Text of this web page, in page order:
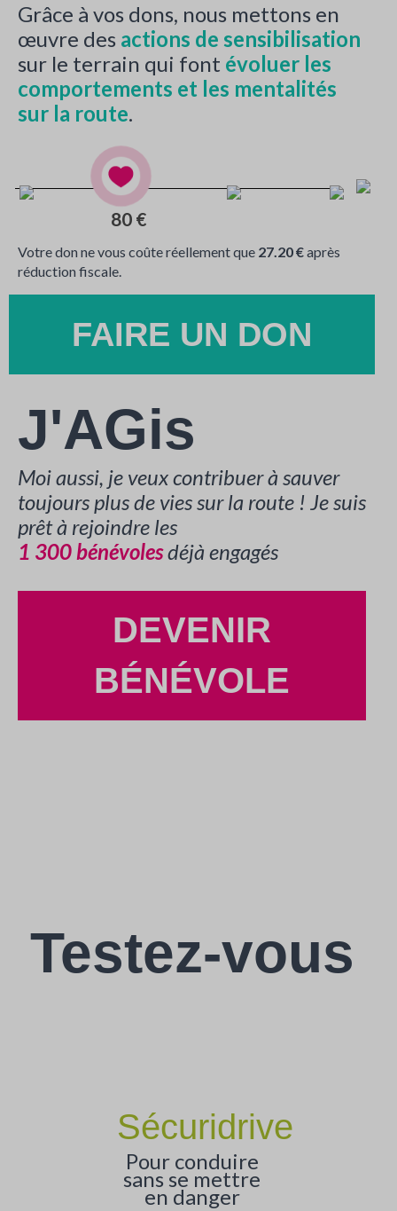
Grâce à vos dons, nous mettons en
œuvre des actions de sensibilisation
sur le terrain qui font évoluer les
comportements et les mentalités
sur la route.
80 €
Votre don ne vous coûte réellement que 27.20 €après
réduction fiscale.
FAIRE UN DON
J'AGis
Moi aussi, je veux contribuer à sauver
toujours plus de vies sur la route ! Je suis
prêt à rejoindre les
1 300 bénévolesdéjà engagés
DEVENIR
BÉNÉVOLE
Testez-vous
Sécuridrive
Pour conduire
sans se mettre
en danger